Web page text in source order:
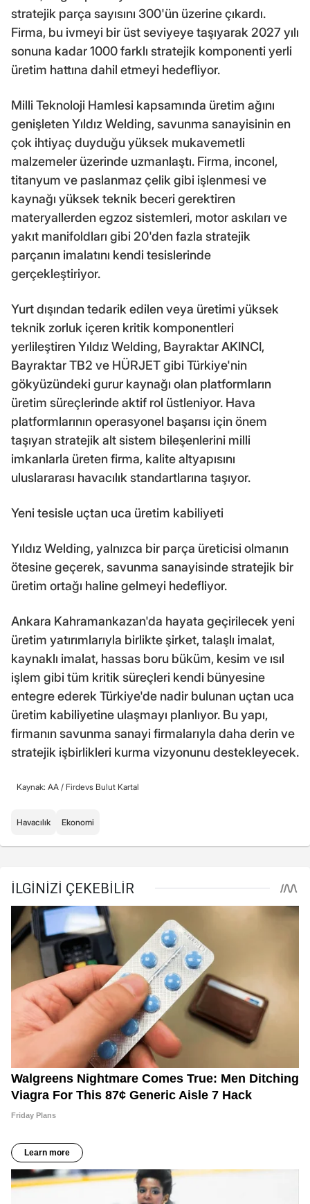
stratejik parça sayısını 300'ün üzerine çıkardı.
Firma, bu ivmeyi bir üst seviyeye taşıyarak 2027 yılı
sonuna kadar 1000 farklı stratejik komponenti yerli
üretim hattına dahil etmeyi hedefliyor.
Milli Teknoloji Hamlesi kapsamında üretim ağını
genişleten Yıldız Welding, savunma sanayisinin en
çok ihtiyaç duyduğu yüksek mukavemetli
malzemeler üzerinde uzmanlaştı. Firma, inconel,
titanyum ve paslanmaz çelik gibi işlenmesi ve
kaynağı yüksek teknik beceri gerektiren
materyallerden egzoz sistemleri, motor askıları ve
yakıt manifoldları gibi 20'den fazla stratejik
parçanın imalatını kendi tesislerinde
gerçekleştiriyor.
Yurt dışından tedarik edilen veya üretimi yüksek
teknik zorluk içeren kritik komponentleri
yerlileştiren Yıldız Welding, Bayraktar AKINCI,
Bayraktar TB2 ve HÜRJET gibi Türkiye'nin
gökyüzündeki gurur kaynağı olan platformların
üretim süreçlerinde aktif rol üstleniyor. Hava
platformlarının operasyonel başarısı için önem
taşıyan stratejik alt sistem bileşenlerini milli
imkanlarla üreten firma, kalite altyapısını
uluslararası havacılık standartlarına taşıyor.
Yeni tesisle uçtan uca üretim kabiliyeti
Yıldız Welding, yalnızca bir parça üreticisi olmanın
ötesine geçerek, savunma sanayisinde stratejik bir
üretim ortağı haline gelmeyi hedefliyor.
Ankara Kahramankazan'da hayata geçirilecek yeni
üretim yatırımlarıyla birlikte şirket, talaşlı imalat,
kaynaklı imalat, hassas boru büküm, kesim ve ısıl
işlem gibi tüm kritik süreçleri kendi bünyesine
entegre ederek Türkiye'de nadir bulunan uçtan uca
üretim kabiliyetine ulaşmayı planlıyor. Bu yapı,
firmanın savunma sanayi firmalarıyla daha derin ve
stratejik işbirlikleri kurma vizyonunu destekleyecek.
Kaynak: AA / Firdevs Bulut Kartal
Havacılık Ekonomi